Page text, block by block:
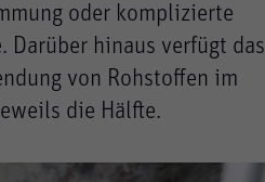
oder komplizierte
Darüber hinaus verfügt das
von Rohstoffen im
die Hälfte.